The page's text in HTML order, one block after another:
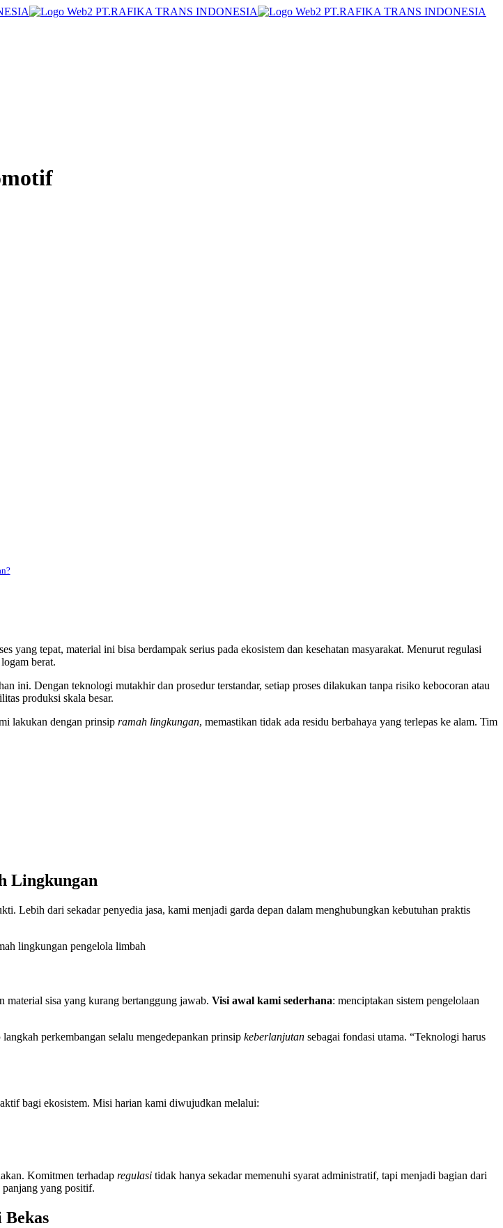
yang tepat, material ini bisa berdampak serius pada ekosistem dan kesehatan masyarakat. Menurut regulasi
berat.
ini. Dengan teknologi mutakhir dan prosedur terstandar, setiap proses dilakukan tanpa risiko kebocoran atau
produksi skala besar.
lakukan dengan prinsip ramah lingkungan, memastikan tidak ada residu berbahaya yang terlepas ke alam. Tim
Lingkungan
Lebih dari sekadar penyedia jasa, kami menjadi garda depan dalam menghubungkan kebutuhan praktis
sisa yang kurang bertanggung jawab. Visi awal kami sederhana: menciptakan sistem pengelolaan
perkembangan selalu mengedepankan prinsip keberlanjutan sebagai fondasi utama. “Teknologi harus
bagi ekosistem. Misi harian kami diwujudkan melalui:
Komitmen terhadap regulasi tidak hanya sekadar memenuhi syarat administratif, tapi menjadi bagian dari
yang positif.
Bekas